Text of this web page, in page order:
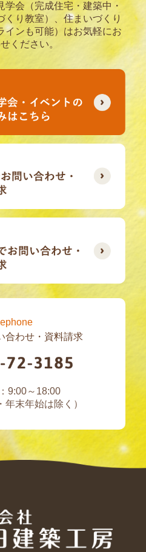
学会（完成住宅・建築中・
くり教室）、住まいづくり
インも可能）はお気軽にお
ください。
合わせ・資料請求
9:00～18:00
年末年始は除く）